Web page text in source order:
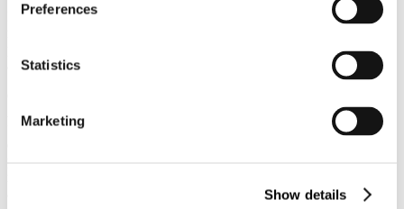
Preferences
Statistics
Marketing
Show details
Il Tribunale Amministrativo ha preso in esame il provvedimento di
presentata da un comandante di navi di stazza lorda pari o superiori
a 3.000 gt.
Amministrativo, oltre ad accogliere le doglianze del ricorrente per
“l’eccesso di potere, difetto di istruttoria e motivazione, travisamento
adducendo che i certificati potessero essere rinnovati solo fino al